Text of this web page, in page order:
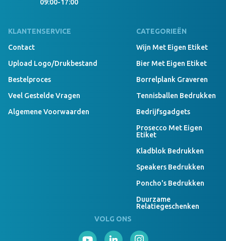
09:00-17:00
KLANTENSERVICE
Contact
Upload Logo/drukbestand
Bestelproces
Veel Gestelde Vragen
Algemene Voorwaarden
CATEGORIEËN
Wijn Met Eigen Etiket
Bier Met Eigen Etiket
Borrelplank Graveren
Tennisballen Bedrukken
Bedrijfsgadgets
Prosecco Met Eigen
Etiket
Kladblok Bedrukken
Speakers Bedrukken
Poncho's Bedrukken
Duurzame
Relatiegeschenken
VOLG ONS